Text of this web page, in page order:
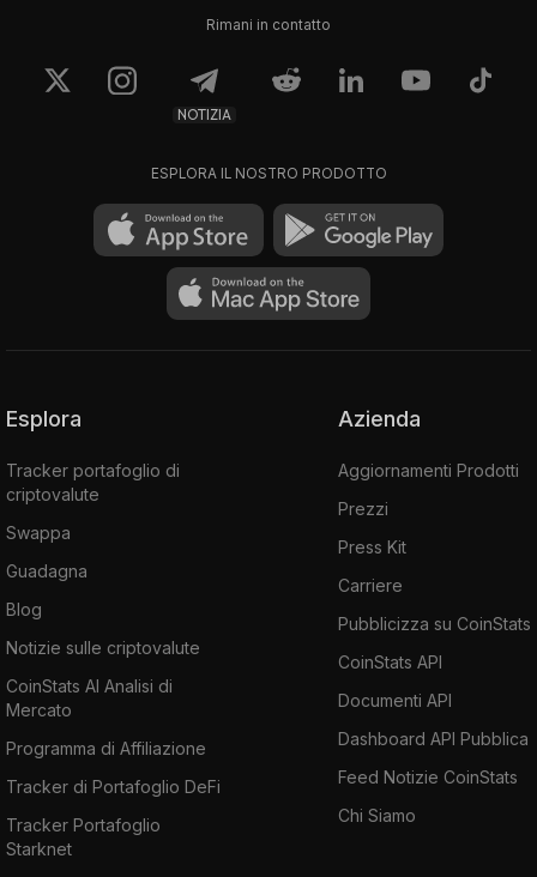
Rimani in contatto
NOTIZIA
ESPLORA IL NOSTRO PRODOTTO
Esplora
Tracker portafoglio di
criptovalute
Swappa
Guadagna
Blog
Notizie sulle criptovalute
CoinStats AI Analisi di
Mercato
Programma di Affiliazione
Tracker di Portafoglio DeFi
Tracker Portafoglio
Starknet
Azienda
Aggiornamenti Prodotti
Prezzi
Press Kit
Carriere
Pubblicizza su CoinStats
CoinStats API
Documenti API
Dashboard API Pubblica
Feed Notizie CoinStats
Chi Siamo